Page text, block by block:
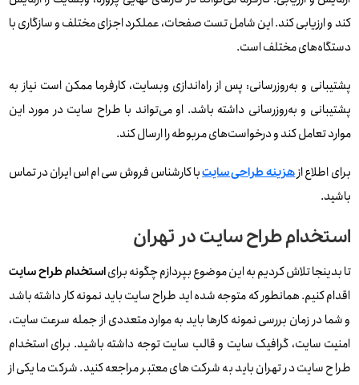
کند و ارزیابی کند. این شامل تست صفحات، عملکرد اجزای مختلف و سازگاری با
دستگاه‌های مختلف است.
پشتیبانی و به‌روزرسانی: پس از راه‌اندازی وبسایت، کارفرما ممکن است نیاز به
پشتیبانی و به‌روزرسانی داشته باشد. او می‌تواند با طراح سایت در مورد این
موارد تعامل کند و درخواست‌های مربوطه را ارسال کند.
برای اطلاع ازهزینه طراحی سایتبا کارشناس فروش سی ام اس ایران در تماس
باشید.
استخدام طراح سایت در تهران
تا بدینجا تلاش کردیم به این موضوع بپردازم چگونه برایاستخدام طراح سایت
اقدام کنیم. همانطور که متوجه شده اید طراح سایت باید نمونه کار داشته باشد
و شما در زمان بررسی نمونه کارها باید به موارد متعددی از جمله سرعت سایت،
امنیت سایت، گرافیک سایت و قالب سایت توجه داشته باشید. برای استخدام
طراح سایت در تهران باید به شرکت های معتبر مراجعه کنید. شرکت ما یکی از